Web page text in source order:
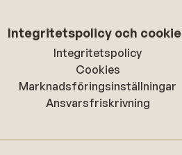
Integritetspolicy och
Integritetspolicy
Cookies
Marknadsföringsinställningar
Ansvarsfriskrivning